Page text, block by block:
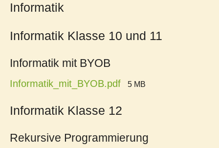
Informatik
Informatik Klasse 10 und 11
Informatik mit BYOB
Informatik_mit_BYOB.pdf 5 MB
Informatik Klasse 12
Rekursive Programmierung